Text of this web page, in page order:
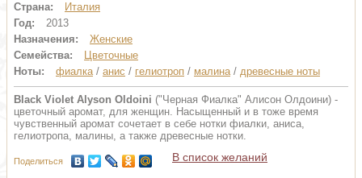
Страна:
Италия
Год:
2013
Назначения:
Женские
Семейства:
Цветочные
Ноты:
фиалка/ анис / гелиотроп / малина/ древесные ноты
Black Violet Alyson Oldoini ("Черная Фиалка" Алисон Олдоини) -
цветочный аромат, для женщин. Насыщенный и в тоже время
чувственный аромат сочетает в себе нотки фиалки, аниса,
гелиотропа, малины, а также древесные нотки.
Поделиться В список желаний